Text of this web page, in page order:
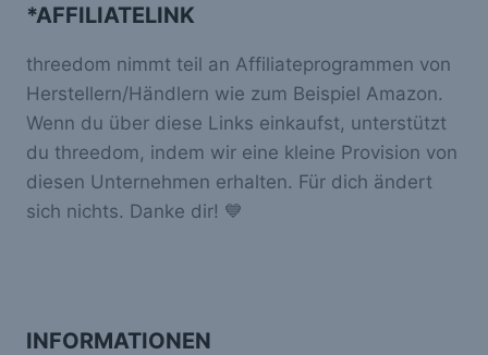
*AFFILIATELINK
threedom nimmt teil an Affiliateprogrammen von
Herstellern/Händlern wie zum Beispiel Amazon.
Wenn du über diese Links einkaufst, unterstützt
du threedom, indem wir eine kleine Provision von
diesen Unternehmen erhalten. Für dich ändert
sich nichts. Danke dir! 💙
INFORMATIONEN